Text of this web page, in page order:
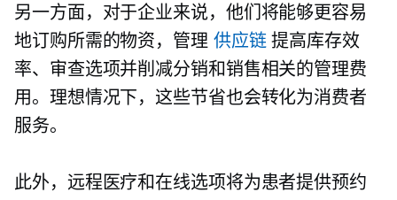
另一方面，对于企业来说，他们将能够更容易
地订购所需的物资，管理 供应链 提高库存效
率、审查选项并削减分销和销售相关的管理费
用。理想情况下，这些节省也会转化为消费者
服务。
此外，远程医疗和在线选项将为患者提供预约